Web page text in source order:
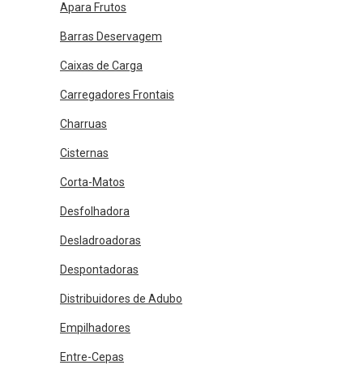
Apara Frutos
Barras Deservagem
Caixas de Carga
Carregadores Frontais
Charruas
Cisternas
Corta-Matos
Desfolhadora
Desladroadoras
Despontadoras
Distribuidores de Adubo
Empilhadores
Entre-Cepas